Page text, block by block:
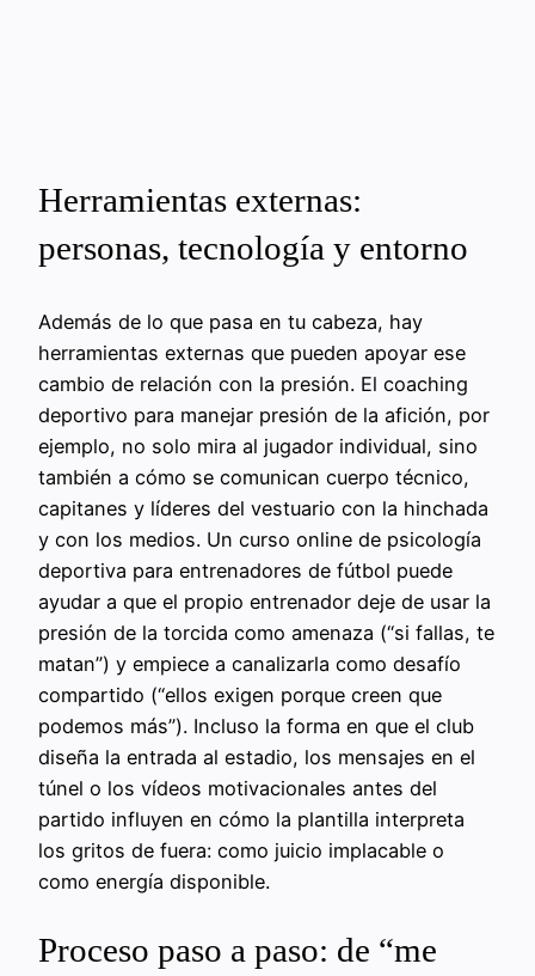
Herramientas externas:
personas, tecnología y entorno
Además de lo que pasa en tu cabeza, hay
herramientas externas que pueden apoyar ese
cambio de relación con la presión. El coaching
deportivo para manejar presión de la afición, por
ejemplo, no solo mira al jugador individual, sino
también a cómo se comunican cuerpo técnico,
capitanes y líderes del vestuario con la hinchada
y con los medios. Un curso online de psicología
deportiva para entrenadores de fútbol puede
ayudar a que el propio entrenador deje de usar la
presión de la torcida como amenaza (“si fallas, te
matan”) y empiece a canalizarla como desafío
compartido (“ellos exigen porque creen que
podemos más”). Incluso la forma en que el club
diseña la entrada al estadio, los mensajes en el
túnel o los vídeos motivacionales antes del
partido influyen en cómo la plantilla interpreta
los gritos de fuera: como juicio implacable o
como energía disponible.
Proceso paso a paso: de “me